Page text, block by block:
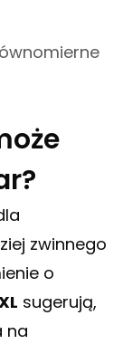
zwinnego
o
sugerują,
na